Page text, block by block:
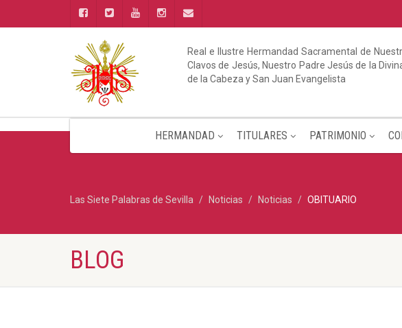
Real e Ilustre Hermandad Sacramental de
Clavos de Jesús, Nuestro Padre Jesús de la
de la Cabeza y San Juan Evangelista
HERMANDAD TITULARES PATRIMONIO
Las Siete Palabras de Sevilla Noticias Noticias OBITUARIO
BLOG